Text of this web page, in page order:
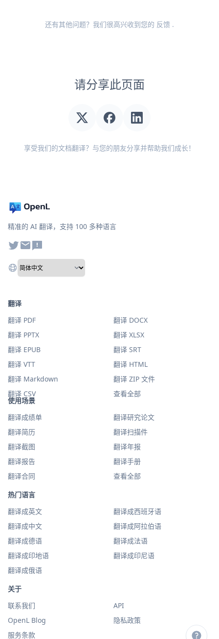
还有其他问题？我们很高兴收到您的 反馈 .
请分享此页面
享受我们的文档翻译？与您的朋友分享并帮助我们成长！
精准的 AI 翻译，支持 100 多种语言
使用场景
翻译成绩单
翻译研究论文
翻译简历
翻译扫描件
翻译截图
翻译年报
翻译报告
翻译手册
翻译合同
查看全部
热门语言
翻译成英文
翻译成西班牙语
翻译成中文
翻译成阿拉伯语
翻译成德语
翻译成法语
翻译成印地语
翻译成印尼语
翻译成俄语
翻译
翻译 PDF
翻译 DOCX
翻译 PPTX
翻译 XLSX
翻译 EPUB
翻译 SRT
翻译 VTT
翻译 HTML
翻译 Markdown
翻译 ZIP 文件
翻译 CSV
查看全部
关于
联系我们
API
OpenL Blog
隐私政策
服务条款